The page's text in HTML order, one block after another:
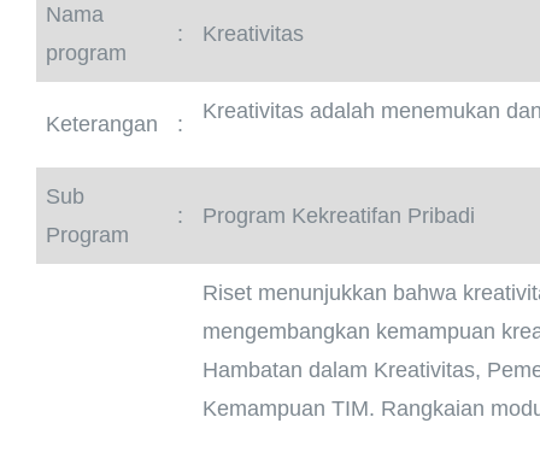
Nama
program
: Kreativitas
Keterangan :
Kreativitas adalah menemukan
Sub
Program
: Program Kekreatifan Pribadi
Riset menunjukkan bahwa
mengembangkan kemampuan
Hambatan dalam Kreativitas,
Kemampuan TIM. Rangkaian